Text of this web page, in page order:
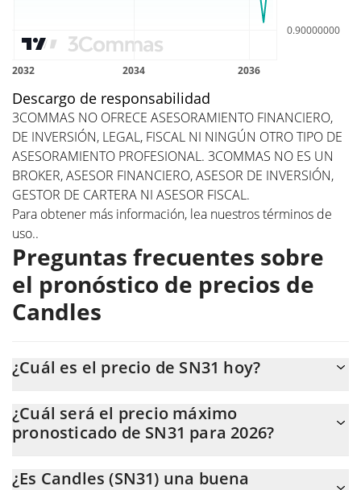
Descargo de responsabilidad
3COMMAS NO OFRECE ASESORAMIENTO FINANCIERO,
DE INVERSIÓN, LEGAL, FISCAL NI NINGÚN OTRO TIPO DE
ASESORAMIENTO PROFESIONAL. 3COMMAS NO ES UN
BROKER, ASESOR FINANCIERO, ASESOR DE INVERSIÓN,
GESTOR DE CARTERA NI ASESOR FISCAL.
Para obtener más información, lea nuestrostérminos de
uso..
Preguntas frecuentes sobre
el pronóstico de precios de
Candles
¿Cuál es el precio de SN31 hoy?
mercado de $1.343.474.
¿Cuál será el precio máximo
pronosticado de SN31 para 2026?
$54,381073 a finales de 2026.
¿Es Candles (SN31) una buena